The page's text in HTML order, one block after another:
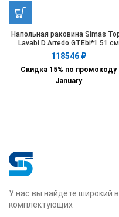
Напольная раковина Simas
Lavabi D Arredo GTEbi*1 51 см
118546 ₽
Скидка 15% по промокоду
January
У нас вы найдёте широкий
комплектующих